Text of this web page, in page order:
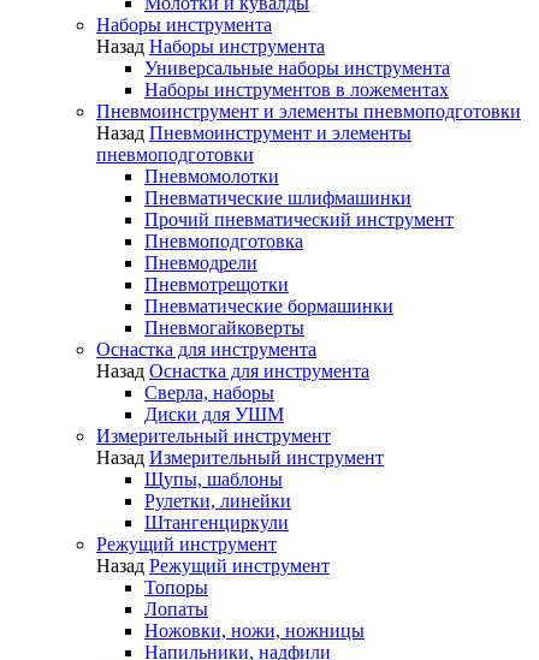
Наборы инструмента
Назад Наборы инструмента
Универсальные наборы инструмента
Наборы инструментов в ложементах
Пневмоинструмент и элементы пневмоподготовки
Назад Пневмоинструмент и элементы
пневмоподготовки
Пневмомолотки
Пневматические шлифмашинки
Прочий пневматический инструмент
Пневмоподготовка
Пневмодрели
Пневмотрещотки
Пневматические бормашинки
Пневмогайковерты
Оснастка для инструмента
Назад Оснастка для инструмента
Сверла, наборы
Диски для УШМ
Измерительный инструмент
Назад Измерительный инструмент
Щупы, шаблоны
Рулетки, линейки
Штангенциркули
Режущий инструмент
Назад Режущий инструмент
Топоры
Лопаты
Ножовки, ножи, ножницы
Напильники, надфили